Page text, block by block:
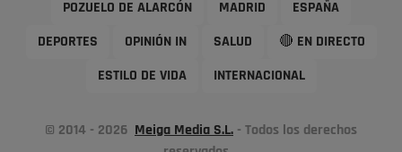
POZUELO DE ALARCÓN MADRID ESPAÑA
DEPORTES OPINIÓN IN SALUD 🔴 EN DIRECTO
ESTILO DE VIDA INTERNACIONAL
© 2014 - 2026 Meiga Media S.L. - Todos los derechos